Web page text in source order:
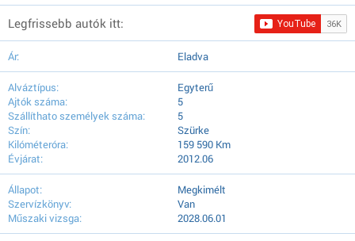
Legfrissebb autók itt:
Ár: Eladva
Alváztípus:
Egyterű
Ajtók száma:
5
Szállíthato személyek száma:
5
Szín:
Szürke
Kilóméteróra:
159 590 Km
Évjárat:
2012.06
Állapot:
Megkimélt
Szervízkönyv:
Van
Műszaki vizsga:
2028.06.01